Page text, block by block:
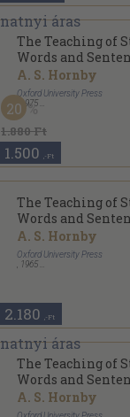
The Teaching of
Words and
1.
A. S. Hornby
Oxford University Press
, 1975
Varrott papírkötés
The English-Teaching Library
1.880 Ft
20
1.500 ,-Ft
The Teaching of
Words and
1.
A. S. Hornby
Oxford University Press
1965
2.180 ,-Ft
The Teaching of
Words and
2.
A. S. Hornby